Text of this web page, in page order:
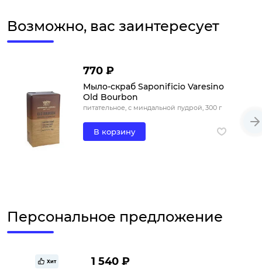
Возможно, вас заинтересует
770 ₽
Мыло-скраб Saponificio Varesino
Old Bourbon
питательное, с миндальной пудрой, 300 г
В корзину
Персональное предложение
Хит 1 540 ₽